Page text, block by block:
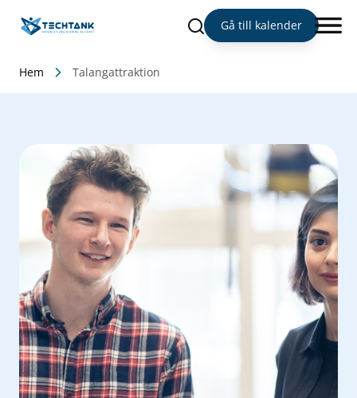
Sök Gå till kalender
Hem Talangattraktion